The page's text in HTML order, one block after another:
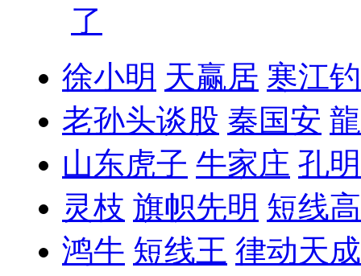
了
徐小明 天赢居 寒江
老孙头谈股 秦国安
山东虎子 牛家庄 孔
灵枝 旗帜先明 短线
鸿牛 短线王 律动天成